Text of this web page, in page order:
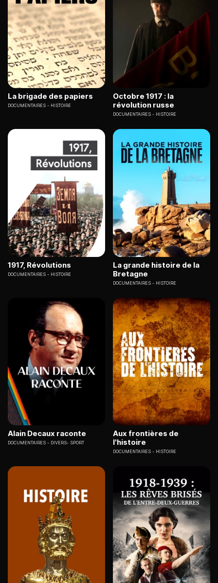
La brigade des papiers
DOCUMENTAIRES HISTOIRE
Octobre 1917 : la
révolution russe
DOCUMENTAIRES HISTOIRE
1917, Révolutions
DOCUMENTAIRES HISTOIRE
La grande histoire de la
Bretagne
DOCUMENTAIRES HISTOIRE
Alain Decaux raconte
DOCUMENTAIRES DIVERS- SPORT
Aux frontières de
l'histoire
DOCUMENTAIRES HISTOIRE